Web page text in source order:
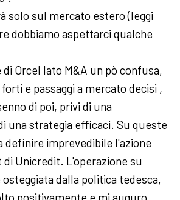
solo sul mercato estero (leggi
dobbiamo aspettarci qualche
di Orcel lato M&A un pò confusa,
e passaggi a mercato decisi ,
di poi, privi di una
una strategia efficaci. Su queste
definire imprevedibile l'azione
Unicredit. L'operazione su
dalla politica tedesca,
positivamente e mi auguro